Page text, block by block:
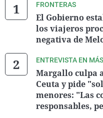
FRONTERAS
El Gobierno
los viajeros
negativa de
ENTREVISTA EN
Margallo culpa
Ceuta y pide
menores: "Las
responsables,